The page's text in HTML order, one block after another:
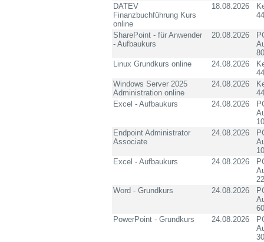
DATEV
Finanzbuchführung Kurs
online
18.08.2026
SharePoint - für Anwender
- Aufbaukurs
20.08.2026
Linux Grundkurs online
24.08.2026
Windows Server 2025
Administration online
24.08.2026
Excel - Aufbaukurs
24.08.2026
Endpoint Administrator
Associate
24.08.2026
Excel - Aufbaukurs
24.08.2026
Word - Grundkurs
24.08.2026
PowerPoint - Grundkurs
24.08.2026